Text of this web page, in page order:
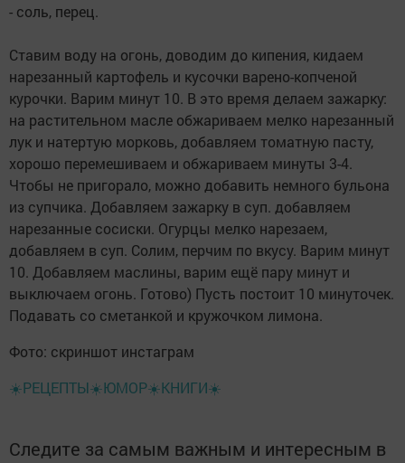
- соль, перец.
Ставим воду на огонь, доводим до кипения, кидаем
нарезанный картофель и кусочки варено-копченой
курочки. Варим минут 10. В это время делаем зажарку:
на растительном масле обжариваем мелко нарезанный
лук и натертую морковь, добавляем томатную пасту,
хорошо перемешиваем и обжариваем минуты 3-4.
Чтобы не пригорало, можно добавить немного бульона
из супчика. Добавляем зажарку в суп. добавляем
нарезанные сосиски. Огурцы мелко нарезаем,
добавляем в суп. Солим, перчим по вкусу. Варим минут
10. Добавляем маслины, варим ещё пару минут и
выключаем огонь. Готово) Пусть постоит 10 минуточек.
Подавать со сметанкой и кружочком лимона.
Фото: скриншот инстаграм
☀️РЕЦЕПТЫ☀️ЮМОР☀️КНИГИ☀️
Следите за самым важным и интересным в